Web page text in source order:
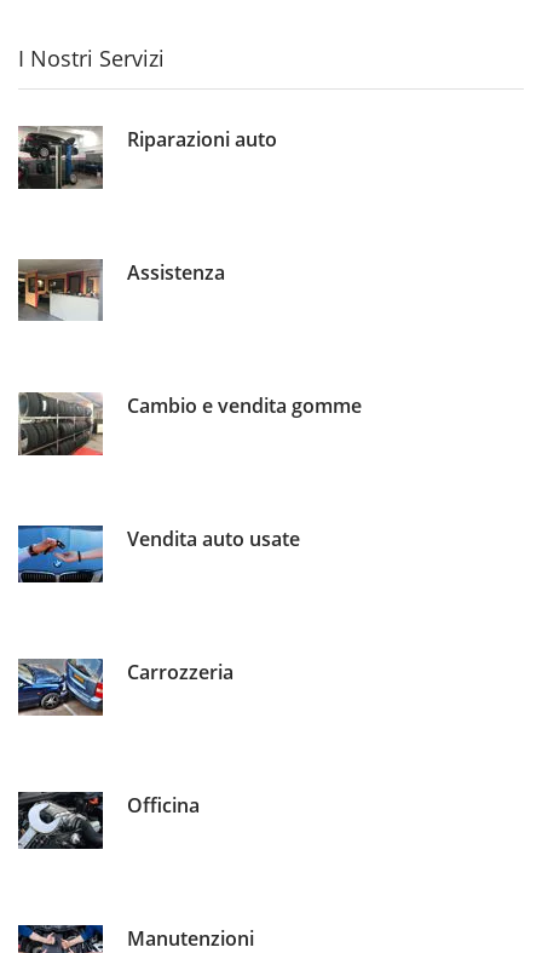
I Nostri Servizi
Riparazioni auto
Assistenza
Cambio e vendita gomme
Vendita auto usate
Carrozzeria
Officina
Manutenzioni